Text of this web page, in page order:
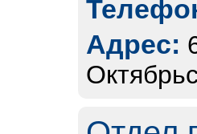
Адрес: